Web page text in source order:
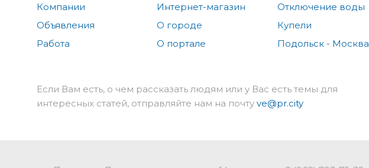
Компании
Объявления
Работа
Интернет-магазин
О городе
О портале
Отключение воды
Купели
Подольск - Москва
Если Вам есть, о чем рассказать людям или у Вас есть темы для
интересных статей, отправляйте нам на почту ve@pr.city